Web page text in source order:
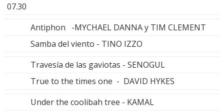
07.30
Antiphon -MYCHAEL DANNA y TIM CLEMENT
Samba del viento - TINO IZZO
Travesía de las gaviotas - SENOGUL
True to the times one - DAVID HYKES
Under the coolibah tree - KAMAL